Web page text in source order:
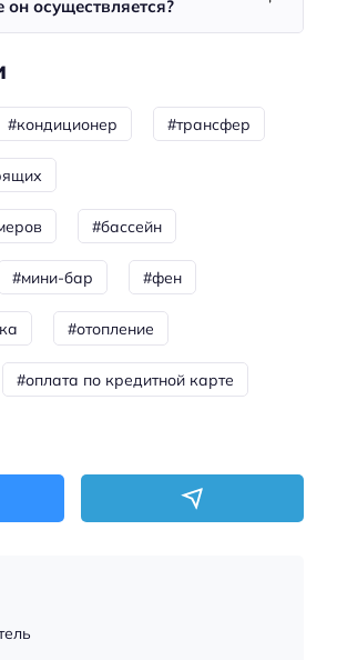
автоматы
осуществляется?
#кондиционер #трансфер
#бассейн
#мини-бар #фен
#отопление
#оплата по кредитной карте